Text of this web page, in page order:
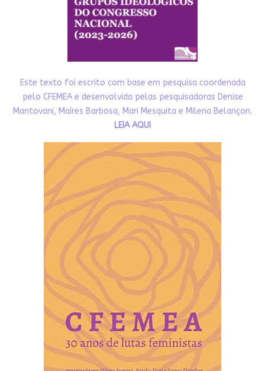
Este texto foi escrito com base em pesquisa coordenada
pelo CFEMEA e desenvolvida pelas pesquisadoras Denise
Mantovani, Maíres Barbosa, Mari Mesquita e Milena Belançon.
LEIA AQUI